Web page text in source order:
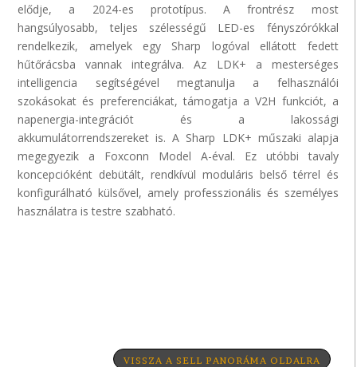
elődje, a 2024-es prototípus. A frontrész most
hangsúlyosabb, teljes szélességű LED-es fényszórókkal
rendelkezik, amelyek egy Sharp logóval ellátott fedett
hűtőrácsba vannak integrálva. Az LDK+ a mesterséges
intelligencia segítségével megtanulja a felhasználói
szokásokat és preferenciákat, támogatja a V2H funkciót, a
napenergia-integrációt és a lakossági
akkumulátorrendszereket is. A Sharp LDK+ műszaki alapja
megegyezik a Foxconn Model A-éval. Ez utóbbi tavaly
koncepcióként debütált, rendkívül moduláris belső térrel és
konfigurálható külsővel, amely professzionális és személyes
használatra is testre szabható.
VISSZA A SELL PANORÁMA OLDALRA